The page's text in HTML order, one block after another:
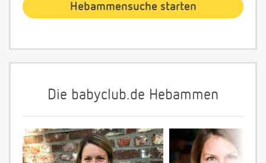
Die babyclub.de Hebammen